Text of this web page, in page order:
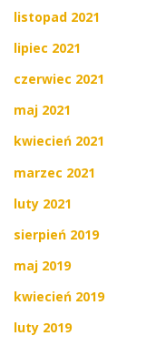
listopad 2021
lipiec 2021
czerwiec 2021
maj 2021
kwiecień 2021
marzec 2021
luty 2021
sierpień 2019
maj 2019
kwiecień 2019
luty 2019